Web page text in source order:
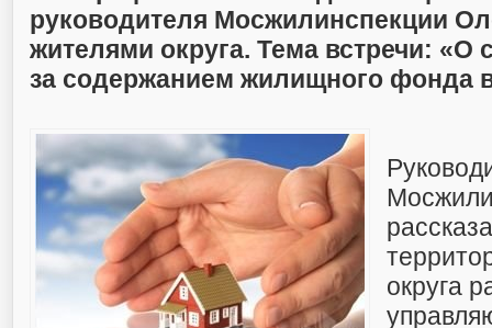
руководителя Мосжилинспекции
жителями округа. Тема встречи: «О
за содержанием жилищного фонда
округа